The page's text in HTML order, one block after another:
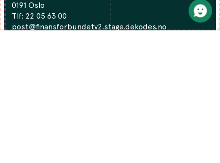
0191 Oslo
Tlf: 22 05 63 00
post@finansforbundetv2.stage.dekodes.no